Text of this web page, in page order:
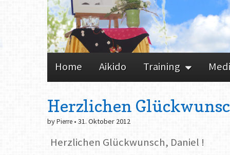
Main menu
Home Aikido Training
Herzlichen
byPierre • 31. Oktober 2012
Herzlichen Glückwunsch, Daniel !